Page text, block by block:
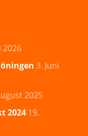
2026
3. Juni
2025
2024 19.